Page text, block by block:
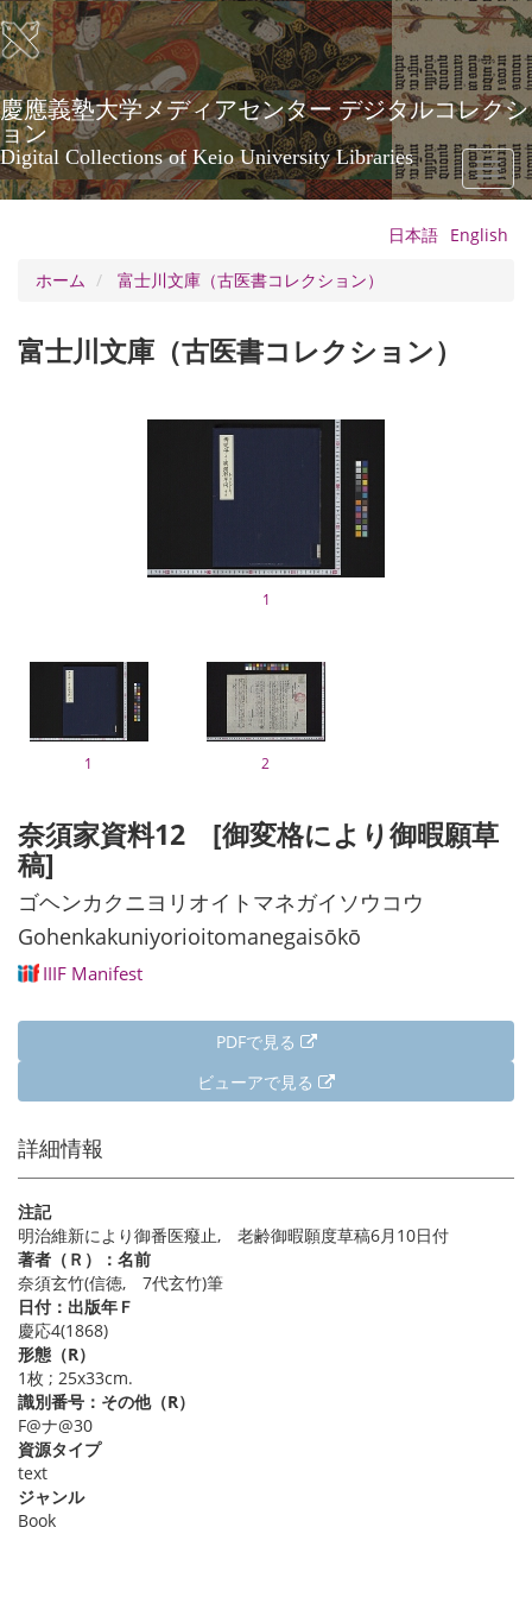
メ
イ
ン
コ
ン
テ
ン
ツ
に
慶應義塾大学メディアセンター デジタルコレクシ
ョン
Digital Collections of Keio University Libraries
Toggle
日本語 English
ホーム
富士川文庫（古医書コレクション）
富士川文庫（古医書コレクション）
1
1 2
奈須家資料12 [御変格により御暇願草
稿]
ゴヘンカクニヨリオイトマネガイソウコウ
Gohenkakuniyorioitomanegaisōkō
IIIF Manifest
PDFで見る
ビューアで見る
詳細情報
注記
明治維新により御番医癈止, 老齢御暇願度草稿6月10日付
著者（Ｒ）：名前
奈須玄竹(信徳, 7代玄竹)筆
日付：出版年Ｆ
慶応4(1868)
形態（R）
1枚 ; 25x33cm.
識別番号：その他（R）
F@ナ@30
資源タイプ
text
ジャンル
Book